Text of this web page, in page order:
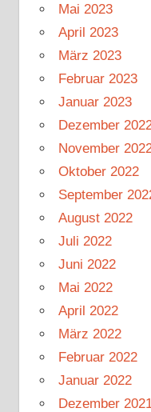
Mai 2023
April 2023
März 2023
Februar 2023
Januar 2023
Dezember
November
Oktober 2022
September
August 2022
Juli 2022
Juni 2022
Mai 2022
April 2022
März 2022
Februar 2022
Januar 2022
Dezember